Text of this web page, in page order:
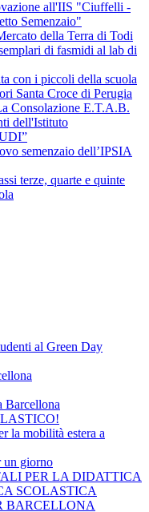
all'IIS "Ciuffelli -
Semenzaio"
della Terra di Todi
di fasmidi al lab di
con i piccoli della scuola
Santa Croce di Perugia
Consolazione E.T.A.B.
dell'Istituto
semenzaio dell’IPSIA
terze, quarte e quinte
al Green Day
Barcellona
la mobilità estera a
un giorno
PER LA DIDATTICA
SCOLASTICA
BARCELLONA